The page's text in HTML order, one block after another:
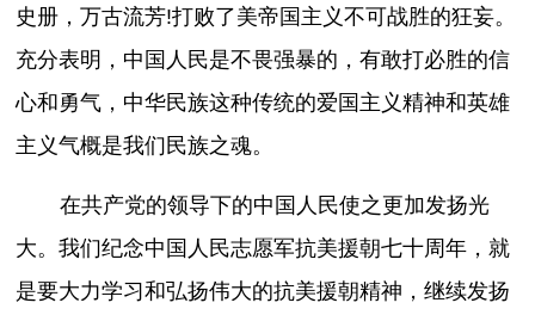
史册，万古流芳!打败了美帝国主义不可战胜的狂妄。
充分表明，中国人民是不畏强暴的，有敢打必胜的信
心和勇气，中华民族这种传统的爱国主义精神和英雄
主义气概是我们民族之魂。
在共产党的领导下的中国人民使之更加发扬光
大。我们纪念中国人民志愿军抗美援朝七十周年，就
是要大力学习和弘扬伟大的抗美援朝精神，继续发扬